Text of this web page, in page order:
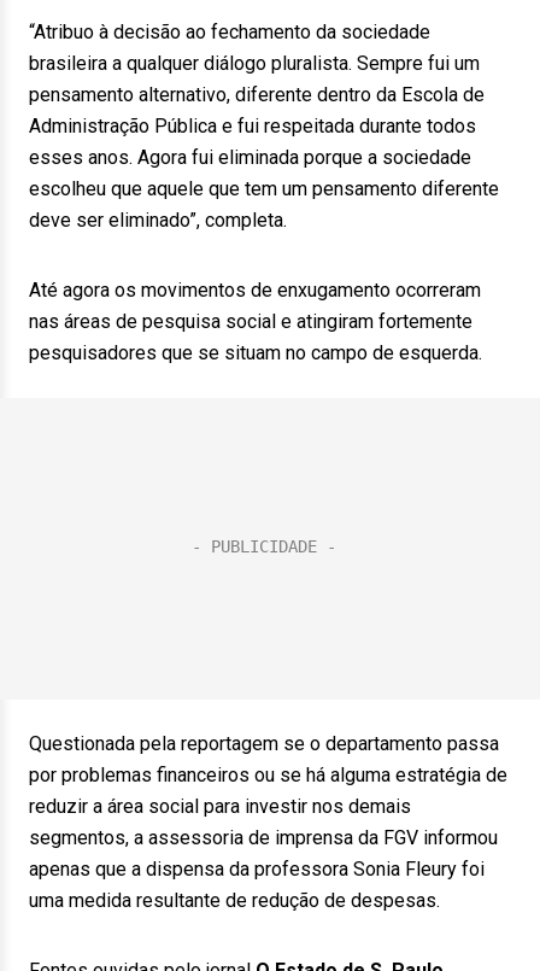
“Atribuo à decisão ao fechamento da sociedade
brasileira a qualquer diálogo pluralista. Sempre fui um
pensamento alternativo, diferente dentro da Escola de
Administração Pública e fui respeitada durante todos
esses anos. Agora fui eliminada porque a sociedade
escolheu que aquele que tem um pensamento diferente
deve ser eliminado”, completa.
Até agora os movimentos de enxugamento ocorreram
nas áreas de pesquisa social e atingiram fortemente
pesquisadores que se situam no campo de esquerda.
Questionada pela reportagem se o departamento passa
por problemas financeiros ou se há alguma estratégia de
reduzir a área social para investir nos demais
segmentos, a assessoria de imprensa da FGV informou
apenas que a dispensa da professora Sonia Fleury foi
uma medida resultante de redução de despesas.